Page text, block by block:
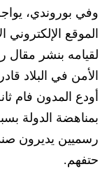
وفي بوروندي، يوا
الموقع
لقيامه بنشر مقال
الأمن في البلاد
أودع المدون فام
بمناهضة ا لدولة
رسميين يديرون
حتفهم.